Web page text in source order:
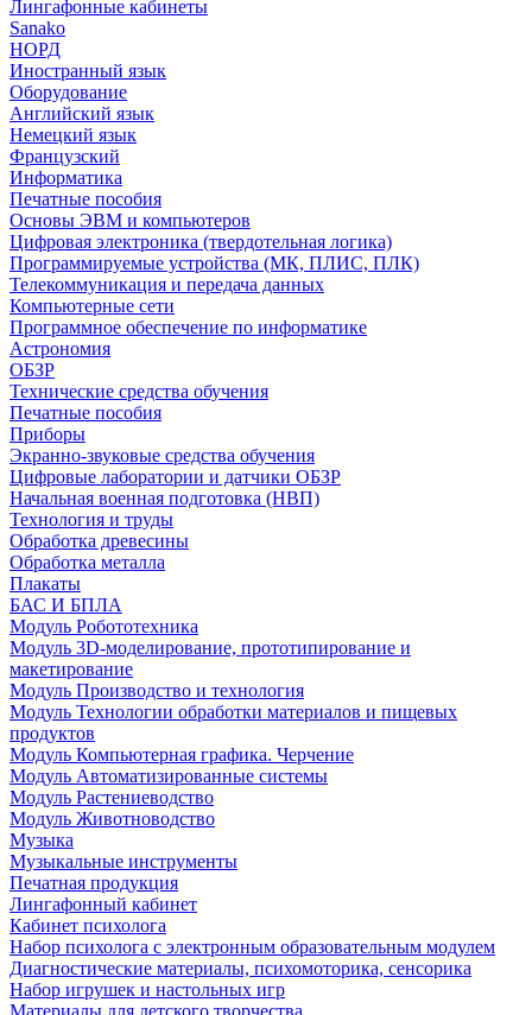
Лингафонные кабинеты
Sanako
НОРД
Иностранный язык
Оборудование
Английский язык
Немецкий язык
Французский
Информатика
Печатные пособия
Основы ЭВМ и компьютеров
Цифровая электроника (твердотельная логика)
Программируемые устройства (МК, ПЛИС, ПЛК)
Телекоммуникация и передача данных
Компьютерные сети
Программное обеспечение по информатике
Астрономия
ОБЗР
Технические средства обучения
Печатные пособия
Приборы
Экранно-звуковые средства обучения
Цифровые лаборатории и датчики ОБЗР
Начальная военная подготовка (НВП)
Технология и труды
Обработка древесины
Обработка металла
Плакаты
БАС И БПЛА
Модуль Робототехника
Модуль 3D-моделирование, прототипирование и
макетирование
Модуль Производство и технология
Модуль Технологии обработки материалов и пищевых
продуктов
Модуль Компьютерная графика. Черчение
Модуль Автоматизированные системы
Модуль Растениеводство
Модуль Животноводство
Музыка
Музыкальные инструменты
Печатная продукция
Лингафонный кабинет
Кабинет психолога
Набор психолога с электронным образовательным модулем
Диагностические материалы, психомоторика, сенсорика
Набор игрушек и настольных игр
Материалы для детского творчества